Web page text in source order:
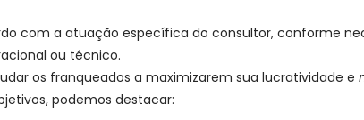
com a atuação específica do consultor, conforme
ou técnico.
os franqueados a maximizarem sua lucratividade e
podemos destacar: